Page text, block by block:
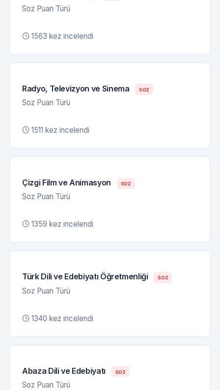
Soz Puan Türü
1563 kez incelendi
Radyo, Televizyon ve Sinema soz
Soz Puan Türü
1511 kez incelendi
Çizgi Film ve Animasyon soz
Soz Puan Türü
1359 kez incelendi
Türk Dili ve Edebiyatı Öğretmenliği soz
Soz Puan Türü
1340 kez incelendi
Abaza Dili ve Edebiyatı soz
Soz Puan Türü